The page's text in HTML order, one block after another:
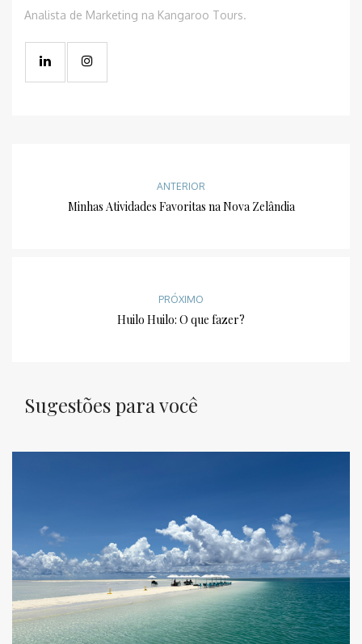
Analista de Marketing na Kangaroo Tours.
ANTERIOR
Minhas Atividades Favoritas na Nova Zelândia
PRÓXIMO
Huilo Huilo: O que fazer?
Sugestões para você